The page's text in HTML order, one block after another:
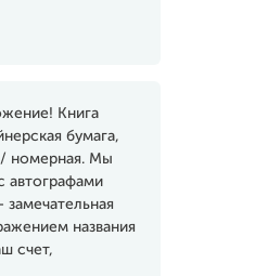
Книга
бумага,
номерная. Мы
автографами
названия
счет,